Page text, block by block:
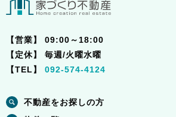
【営業】
09:00～18:00
【定休】
毎週/火曜水曜
【TEL】
092-574-4124
不動産をお探しの方